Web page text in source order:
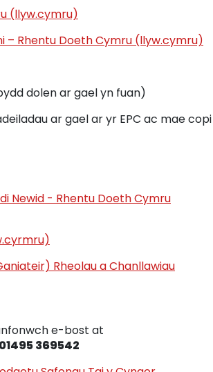
(llyw.cymru)
Rhentu Doeth Cymru (llyw.cymru)
dolen ar gael yn fuan)
ar gael ar yr EPC ac mae copi
Newid - Rhentu Doeth Cymru
Rheolau a Chanllawiau
e-bost at
01495 369542